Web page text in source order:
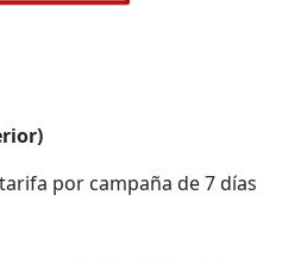
por campaña de 7 días